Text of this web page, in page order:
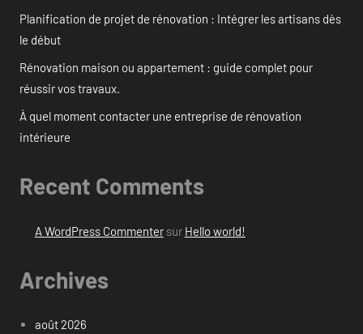
Planification de projet de rénovation : Intégrer les artisans dès
le début
Rénovation maison ou appartement : guide complet pour
réussir vos travaux.
À quel moment contacter une entreprise de rénovation
intérieure
Recent Comments
A WordPress Commentersur Hello world!
Archives
août 2026